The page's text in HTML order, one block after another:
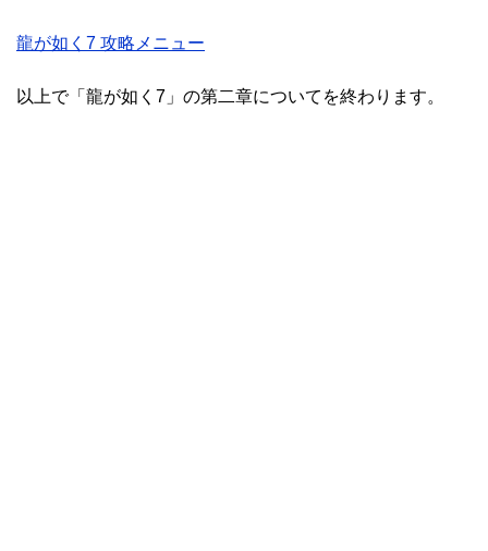
龍が如く7 攻略メニュー
以上で「龍が如く7」の第二章についてを終わります。